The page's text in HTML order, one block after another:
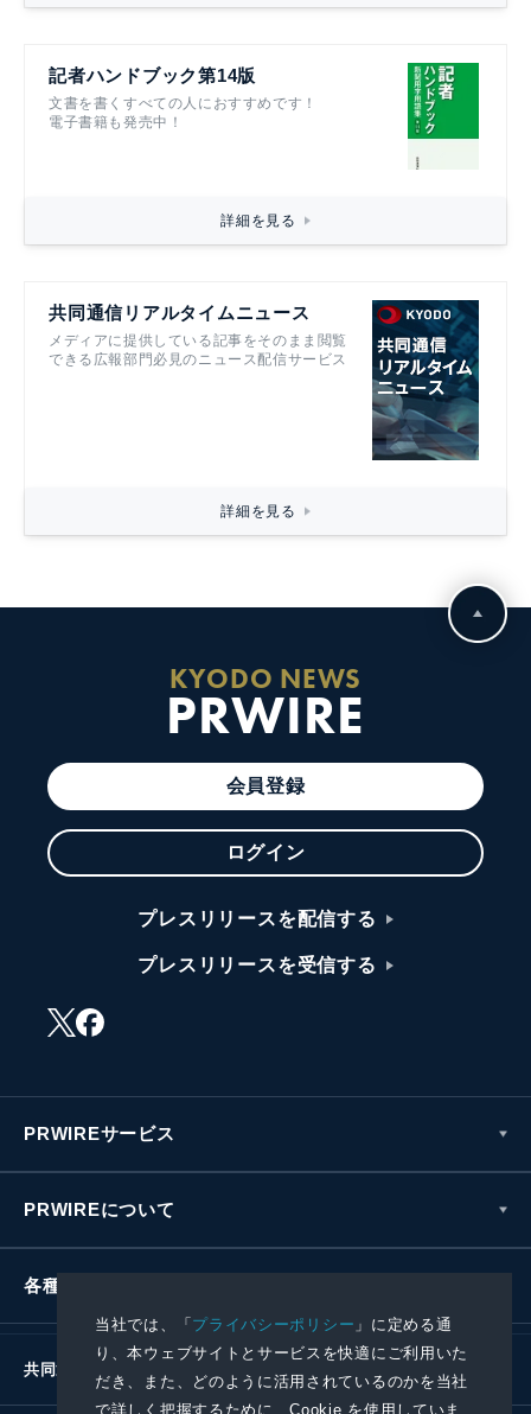
当社では、「プライバシーポリシー 」に定める通
り、本ウェブサイトとサービスを快適にご利用いた
だき、また、どのように活用されているのかを当社
で詳しく把握するために、Cookie を使用していま
記者ハンドブック第14版
文書を書くすべての人におすすめです！
電子書籍も発売中！
詳細を見る
共同通信リアルタイムニュース
メディアに提供している記事をそのまま閲覧
できる広報部門必見のニュース配信サービス
詳細を見る
KYODO NEWS
PRWIRE
会員登録
ログイン
プレスリリースを配信する
プレスリリースを受信する
PRWIREサービス
PRWIREについて
各種お問い合わせ
共同通信社グループ